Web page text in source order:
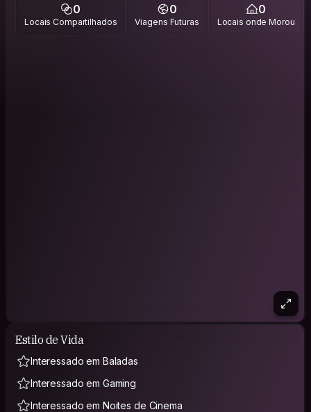
0
Locais Compartilhados
0
Viagens Futuras
0
Locais onde Morou
Estilo de Vida
Interessado em Baladas
Interessado em Gaming
Interessado em Noites de Cinema